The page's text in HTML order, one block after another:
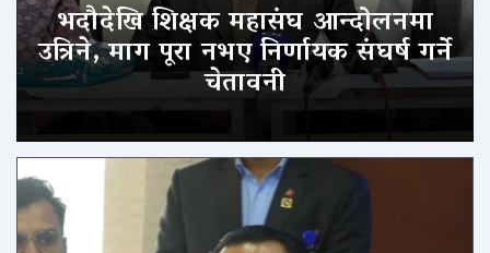
भदौदेखि शिक्षक महासंघ आन्दोलनमा
उत्रिने, माग पूरा नभए निर्णायक संघर्ष गर्ने
चेतावनी